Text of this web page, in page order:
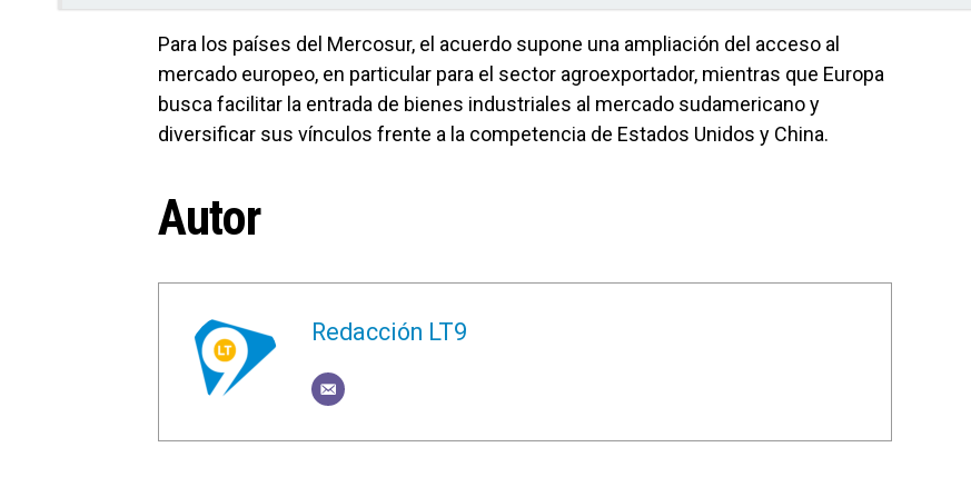
Para los países del Mercosur, el acuerdo supone una ampliación del acceso al
mercado europeo, en particular para el sector agroexportador, mientras que Europa
busca facilitar la entrada de bienes industriales al mercado sudamericano y
diversificar sus vínculos frente a la competencia de Estados Unidos y China.
Autor
Redacción LT9